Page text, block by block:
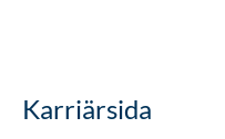
Karriärsida